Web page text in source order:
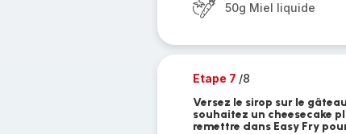
50g Miel liquide
Etape 7 /8
Versez le sirop sur le
souhaitez un cheesecake
remettre dans Easy Fry